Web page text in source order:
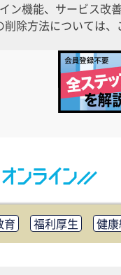
ン機能、サービス
除方法については
育 福利厚生 健
ジメント・BCP